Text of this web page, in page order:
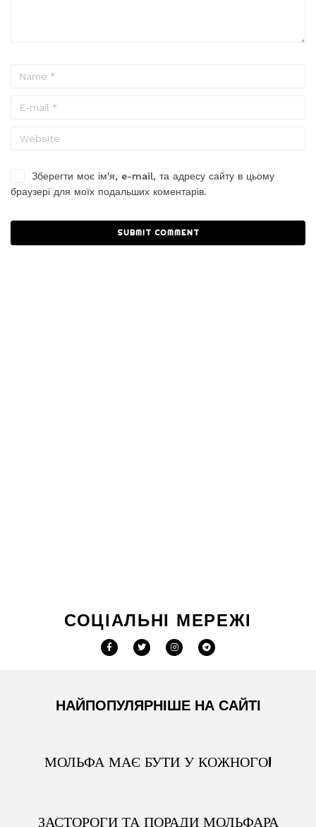
Зберегти моє ім'я, e-mail, та адресу сайту в цьому
браузері для моїх подальших коментарів.
СОЦІАЛЬНІ МЕРЕЖІ
НАЙПОПУЛЯРНІШЕ НА САЙТІ
МОЛЬФА МАЄ БУТИ У КОЖНОГО!
ЗАСТОРОГИ ТА ПОРАДИ МОЛЬФАРА